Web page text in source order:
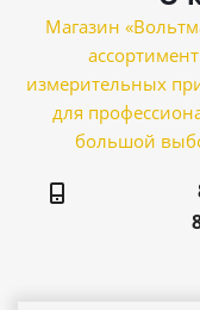
Магазин
измерительных
для
большой